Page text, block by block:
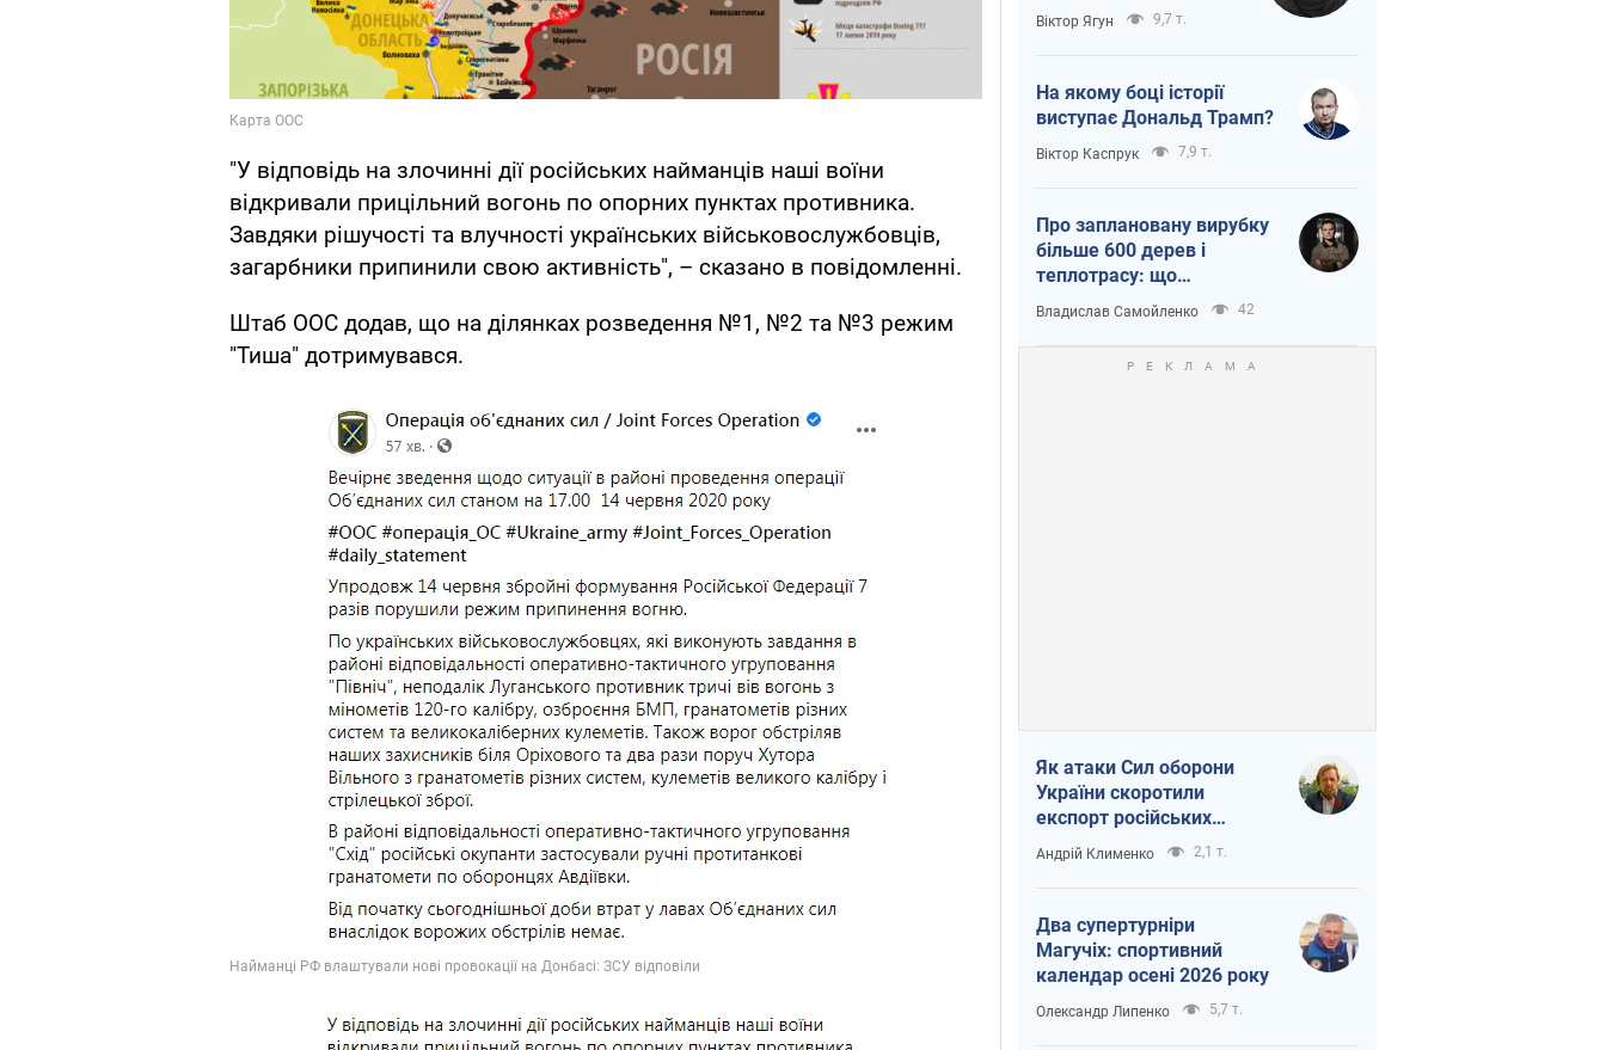
"У відповідь на злочинні дії російських найманців наші воїни
відкривали прицільний вогонь по опорних пунктах противника.
Завдяки рішучості та влучності українських військовослужбовців,
загарбники припинили свою активність", – сказано в повідомленні.
Штаб ООС додав, що на ділянках розведення №1, №2 та №3 режим
"Тиша" дотримувався.
критична логістика
Віктор Ягун 9,7 т.
На якому боці історії
виступає Дональд Трамп?
Віктор Каспрук 7,9 т.
Про заплановану вирубку
більше 600 дерев і
теплотрасу: що
відбувається на Теремках
у Києві
Владислав Самойленко 42
Як атаки Сил оборони
України скоротили
експорт російських
нафтопродуктів
Андрій Клименко 2,1 т.
Два супертурніри
Магучіх: спортивний
календар осені 2026 року
Олександр Липенко 5,7 т.